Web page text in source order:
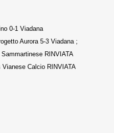
0-1 Viadana
Aurora 5-3 Viadana ;
RINVIATA
Calcio RINVIATA